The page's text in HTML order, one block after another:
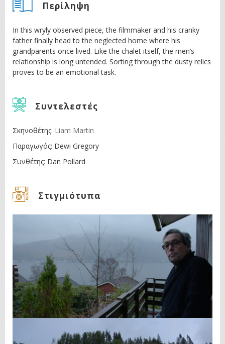
Περίληψη
In this wryly observed piece, the filmmaker and his cranky
father finally head to the neglected home where his
grandparents once lived. Like the chalet itself, the men’s
relationship is long untended. Sorting through the dusty relics
proves to be an emotional task.
Συντελεστές
Σκηνοθέτης: Liam Martin
Παραγωγός: Dewi Gregory
Συνθέτης: Dan Pollard
Στιγμιότυπα